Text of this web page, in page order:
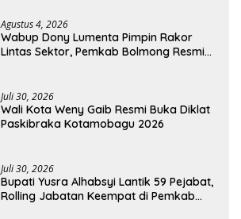
Agustus 4, 2026
Wabup Dony Lumenta Pimpin Rakor
Lintas Sektor, Pemkab Bolmong Resmi
Juli 30, 2026
Wali Kota Weny Gaib Resmi Buka Diklat
Paskibraka Kotamobagu 2026
Juli 30, 2026
Bupati Yusra Alhabsyi Lantik 59 Pejabat,
Rolling Jabatan Keempat di Pemkab